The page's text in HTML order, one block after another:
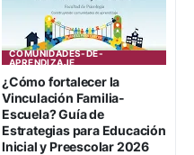
COMUNIDADES-DE-
APRENDIZAJE
¿Cómo fortalecer la
Vinculación Familia-
Escuela? Guía de
Estrategias para Educación
Inicial y Preescolar 2026